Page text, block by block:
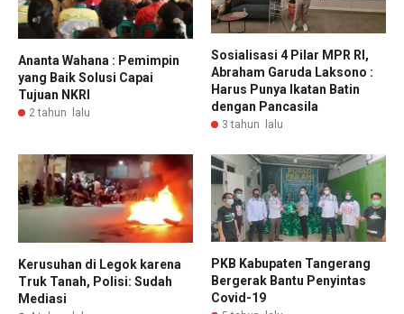
Ananta Wahana : Pemimpin
yang Baik Solusi Capai
Tujuan NKRI
2 tahun lalu
Sosialisasi 4 Pilar MPR RI,
Abraham Garuda Laksono :
Harus Punya Ikatan Batin
dengan Pancasila
3 tahun lalu
Kerusuhan di Legok karena
Truk Tanah, Polisi: Sudah
Mediasi
PKB Kabupaten Tangerang
Bergerak Bantu Penyintas
Covid-19